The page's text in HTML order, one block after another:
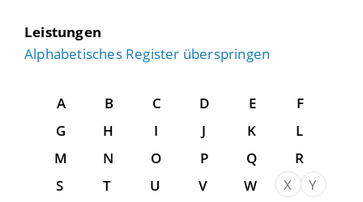
Leistungen
Alphabetisches Register überspringen
A B C D E
F
G
H I J K
L
M
N O P Q
R
S
T U V W X
Y